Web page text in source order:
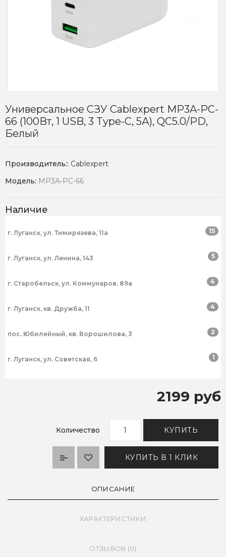
Универсальное СЗУ Cablexpert MP3A-PC-
66 (100Вт, 1 USB, 3 Type-C, 5А), QC5.0/PD,
Белый
Производитель:: Cablexpert
Модель: MP3A-PC-66
Наличие
г. Луганск, ул. Тимирязева, 11а 15
г. Луганск, ул. Ленина, 143 5
г. Старобельск, ул. Коммунаров, 89а 4
г. Луганск, кв. Дружба, 11 4
пос. Юбилейный, кв. Ворошилова, 3 2
г. Луганск, ул. Советская, 6 1
2199 руб
Количество КУПИТЬ
КУПИТЬ В 1 КЛИК
ОПИСАНИЕ
ХАРАКТЕРИСТИКИ
ОТЗЫВОВ (0)